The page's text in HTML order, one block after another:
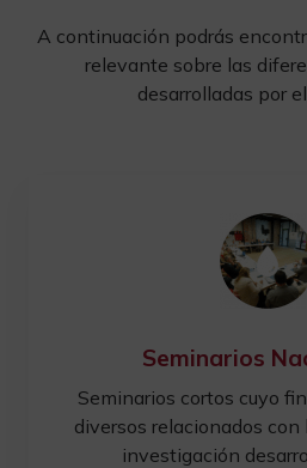
A continuación podrás
relevante sobre las
desarrolladas por
Seminarios
Seminarios cortos cuyo
diversos relacionados
investigación